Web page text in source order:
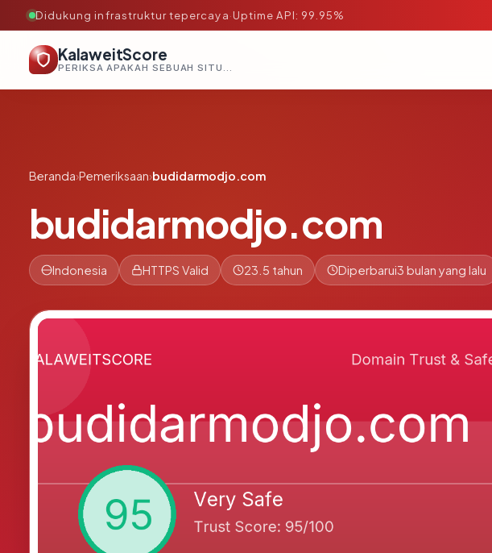
Didukung infrastruktur tepercaya·Uptime API: 99.95%
KalaweitScore
PERIKSA APAKAH SEBUAH SITUS AMAN, TEPERCAYA, DAN TERVERIFIKASI DALAM HITUNGAN DETIK.
Beranda›Pemeriksaan›budidarmodjo.com
budidarmodjo.com
Indonesia HTTPS Valid 23.5 tahun Diperbarui3 bulan yang lalu